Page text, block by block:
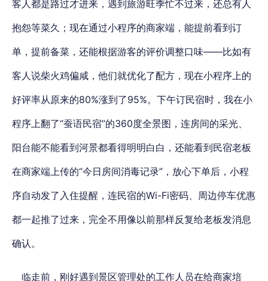
客人都是路过才进来，遇到旅游旺季忙不过来，还总有人
抱怨等菜久；现在通过小程序的商家端，能提前看到订
单，提前备菜，还能根据游客的评价调整口味——比如有
客人说柴火鸡偏咸，他们就优化了配方，现在小程序上的
好评率从原来的80%涨到了95%。下午订民宿时，我在小
程序上翻了“蚕语民宿”的360度全景图，连房间的采光、
阳台能不能看到河景都看得明明白白，还能看到民宿老板
在商家端上传的“今日房间消毒记录”，放心下单后，小程
序自动发了入住提醒，连民宿的Wi-Fi密码、周边停车优惠
都一起推了过来，完全不用像以前那样反复给老板发消息
确认。
临走前，刚好遇到景区管理处的工作人员在给商家培